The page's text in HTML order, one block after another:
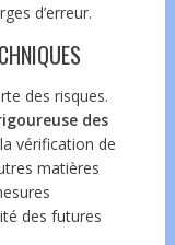
d’erreur.
des risques.
des
vérification de
matières
des futures